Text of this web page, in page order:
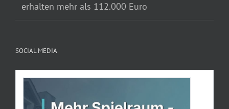
erhalten mehr als 112.000 Euro
SOCIAL MEDIA